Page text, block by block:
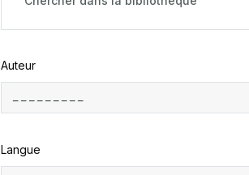
Auteur
Langue